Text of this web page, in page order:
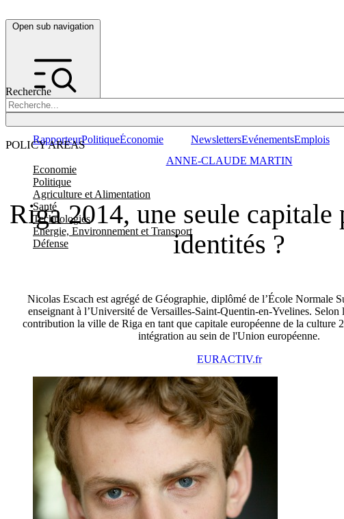
Open sub navigation
Recherche
POLICY AREAS
Economie
Politique
Agriculture et Alimentation
Santé
Technologies
Energie, Environnement et Transport
Défense
RapporteurPolitiqueÉconomie NewslettersEvénementsEmplois
Riga 2014, une seule capitale
identités ?
Nicolas Escach est agrégé de Géographie, diplômé de l’École Normale
enseignant à l’Université de Versailles-Saint-Quentin-en-Yvelines.
contribution la ville de Riga en tant que capitale européenne de la culture
intégration au sein de l'Union européenne.
ANNE-CLAUDE MARTIN
EURACTIV.fr